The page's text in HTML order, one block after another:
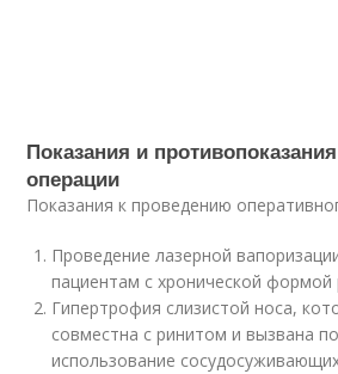
Показания и
операции
Показания к проведению
Проведение лазерной
пациентам с хронической формой
Гипертрофия слизистой носа,
совместна с ринитом и вызвана
использование